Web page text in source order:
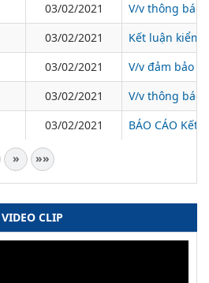
03/02/2021
V/v thông báo
03/02/2021
Kết luận kiểm
03/02/2021
V/v đảm bảo
03/02/2021
V/v thông báo
03/02/2021 BÁO CÁO
» »»
VIDEO CLIP